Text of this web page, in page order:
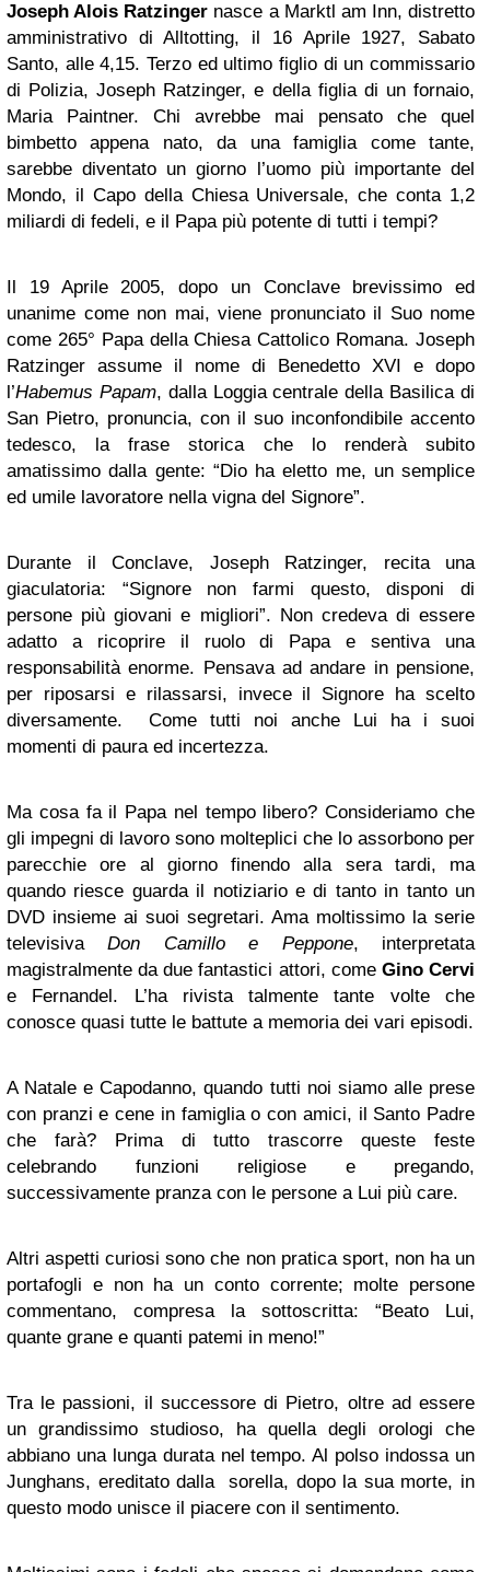
Joseph Alois Ratzinger nasce a Marktl am Inn, distretto
amministrativo di Alltotting, il 16 Aprile 1927, Sabato
Santo, alle 4,15. Terzo ed ultimo figlio di un commissario
di Polizia, Joseph Ratzinger, e della figlia di un fornaio,
Maria Paintner. Chi avrebbe mai pensato che quel
bimbetto appena nato, da una famiglia come tante,
sarebbe diventato un giorno l’uomo più importante del
Mondo, il Capo della Chiesa Universale, che conta 1,2
miliardi di fedeli, e il Papa più potente di tutti i tempi?
Il 19 Aprile 2005, dopo un Conclave brevissimo ed
unanime come non mai, viene pronunciato il Suo nome
come 265° Papa della Chiesa Cattolico Romana. Joseph
Ratzinger assume il nome di Benedetto XVI e dopo
l’Habemus Papam, dalla Loggia centrale della Basilica di
San Pietro, pronuncia, con il suo inconfondibile accento
tedesco, la frase storica che lo renderà subito
amatissimo dalla gente: “Dio ha eletto me, un semplice
ed umile lavoratore nella vigna del Signore”.
Durante il Conclave, Joseph Ratzinger, recita una
giaculatoria: “Signore non farmi questo, disponi di
persone più giovani e migliori”. Non credeva di essere
adatto a ricoprire il ruolo di Papa e sentiva una
responsabilità enorme. Pensava ad andare in pensione,
per riposarsi e rilassarsi, invece il Signore ha scelto
diversamente. Come tutti noi anche Lui ha i suoi
momenti di paura ed incertezza.
Ma cosa fa il Papa nel tempo libero? Consideriamo che
gli impegni di lavoro sono molteplici che lo assorbono per
parecchie ore al giorno finendo alla sera tardi, ma
quando riesce guarda il notiziario e di tanto in tanto un
DVD insieme ai suoi segretari. Ama moltissimo la serie
televisivaDon Camillo e Peppone, interpretata
magistralmente da due fantastici attori, come Gino Cervi
e Fernandel. L’ha rivista talmente tante volte che
conosce quasi tutte le battute a memoria dei vari episodi.
A Natale e Capodanno, quando tutti noi siamo alle prese
con pranzi e cene in famiglia o con amici, il Santo Padre
che farà? Prima di tutto trascorre queste feste
celebrando funzioni religiose e pregando,
successivamente pranza con le persone a Lui più care.
Altri aspetti curiosi sono che non pratica sport, non ha un
portafogli e non ha un conto corrente; molte persone
commentano, compresa la sottoscritta: “Beato Lui,
quante grane e quanti patemi in meno!”
Tra le passioni, il successore di Pietro, oltre ad essere
un grandissimo studioso, ha quella degli orologi che
abbiano una lunga durata nel tempo. Al polso indossa un
Junghans, ereditato dalla sorella, dopo la sua morte, in
questo modo unisce il piacere con il sentimento.